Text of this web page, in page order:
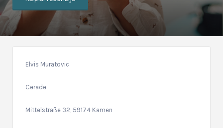
Elvis Muratovic
Cerade
Mittelstraße 32, 59174 Kamen